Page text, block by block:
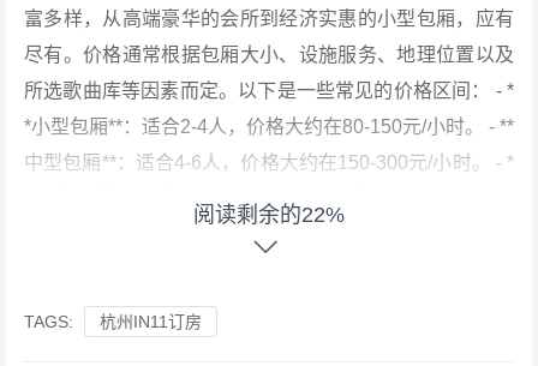
富多样，从高端豪华的会所到经济实惠的小型包厢，应有
尽有。价格通常根据包厢大小、设施服务、地理位置以及
所选歌曲库等因素而定。以下是一些常见的价格区间： - *
*小型包厢**：适合2-4人，价格大约在80-150元/小时。 - **
中型包厢**：适合4-6人，价格大约在150-300元/小时。 - *
*大型包厢**：适合6人以上，价格大约在300-600元/小
假日通常会比平日价格更高。 #### **二、影响价格的几个
因素** 1. **地理位置**：位于市中心或繁华地段的KTV通
阅读剩余的22%
TAGS: 杭州IN11订房